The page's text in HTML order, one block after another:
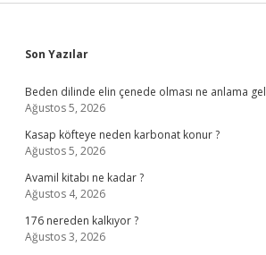
Sidebar
Son Yazılar
Beden dilinde elin çenede olması ne anlama
Ağustos 5, 2026
Kasap köfteye neden karbonat konur ?
Ağustos 5, 2026
Avamil kitabı ne kadar ?
Ağustos 4, 2026
176 nereden kalkıyor ?
Ağustos 3, 2026